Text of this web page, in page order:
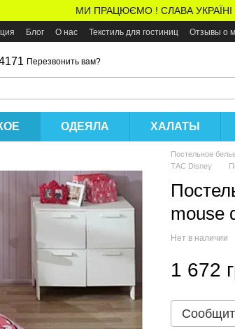
МИ ПРАЦЮЄМО ! СЛАВА УКРАЇНІ
Блог О нас Текстиль для гостиниц Отзывы о
Перезвонить вам?
ОДЕЯЛА ХАЛАТЫ
Постельное
ТАС Disney
mouse
Нет в наличии
1 672